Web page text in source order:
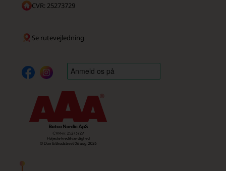
CVR: 25273729
Se rutevejledning